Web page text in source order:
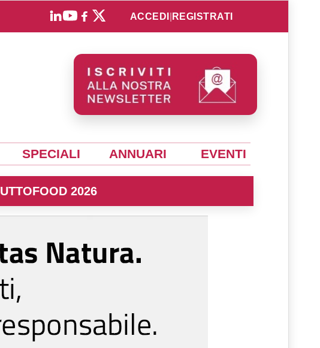
ACCEDI REGISTRATI
SPECIALI ANNUARI EVENTI
2026